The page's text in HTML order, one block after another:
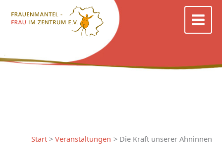
Inhalt
Start Veranstaltungen Die Kraft unserer Ahninnen